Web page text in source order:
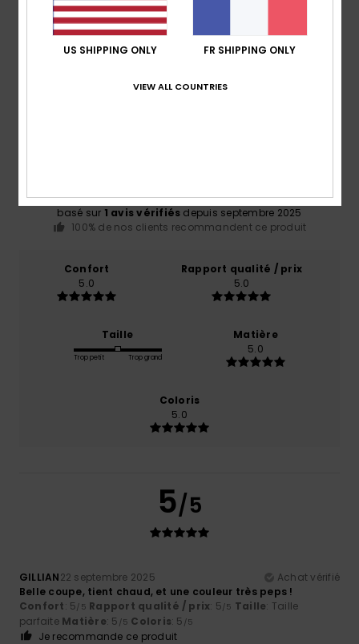
basé sur 1 avis vérifiés depuis septembre 2025
100% de nos clients recommandent ce produit
Confort
5.0
Rapport qualité / prix
5.0
Taille
Trop petit Trop grand
Matière
5.0
Coloris
5.0
5/5
GILLIAN22 septembre 2025
Achat vérifié
Belle coupe, tient chaud, et une couleur très peps !
Confort: 5/5 Rapport qualité / prix: 5/5 Taille: Taille
parfaite Matière: 5 /5 Coloris: 5 /5
Je recommande ce produit
US SHIPPING ONLY FR SHIPPING ONLY
VIEW ALL COUNTRIES